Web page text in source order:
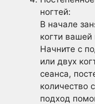
ногтей:
В начале
когти вашей
Начните с
или двух
сеанса,
количество
подход